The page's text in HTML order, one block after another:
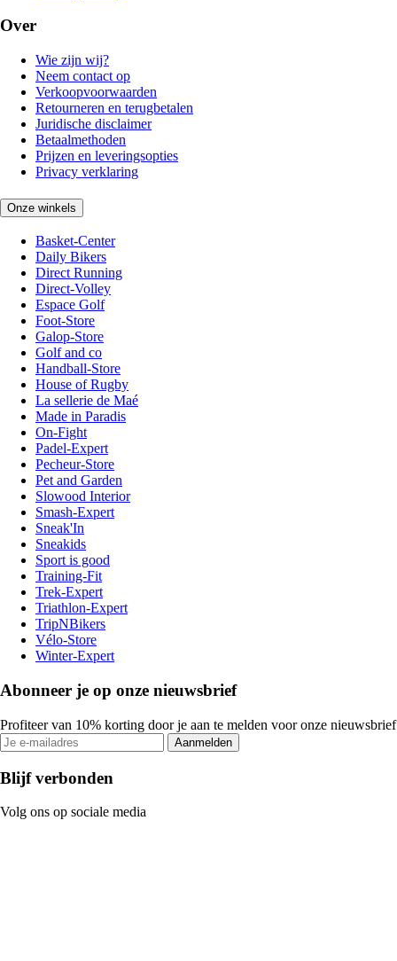
Over
Wie zijn wij?
Neem contact op
Verkoopvoorwaarden
Retourneren en terugbetalen
Juridische disclaimer
Betaalmethoden
Prijzen en leveringsopties
Privacy verklaring
Onze winkels
Basket-Center
Daily Bikers
Direct Running
Direct-Volley
Espace Golf
Foot-Store
Galop-Store
Golf and co
Handball-Store
House of Rugby
La sellerie de Maé
Made in Paradis
On-Fight
Padel-Expert
Pecheur-Store
Pet and Garden
Slowood Interior
Smash-Expert
Sneak'In
Sneakids
Sport is good
Training-Fit
Trek-Expert
Triathlon-Expert
TripNBikers
Vélo-Store
Winter-Expert
Abonneer je op onze nieuwsbrief
Profiteer van 10% korting door je aan te melden voor onze nieuwsbrief
Aanmelden
Blijf verbonden
Volg ons op sociale media